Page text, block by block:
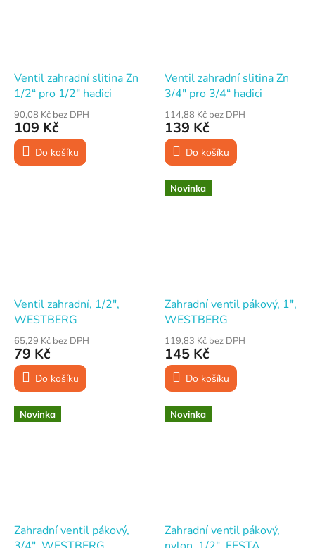
Ventil zahradní slitina Zn
1/2“ pro 1/2" hadici
90,08 Kč bez DPH
109 Kč
Do košíku
Ventil zahradní slitina Zn
3/4" pro 3/4“ hadici
114,88 Kč bez DPH
139 Kč
Do košíku
Ventil zahradní, 1/2",
WESTBERG
65,29 Kč bez DPH
79 Kč
Do košíku
Novinka
Zahradní ventil pákový, 1",
WESTBERG
119,83 Kč bez DPH
145 Kč
Do košíku
Novinka
Zahradní ventil pákový,
Novinka
Zahradní ventil pákový,